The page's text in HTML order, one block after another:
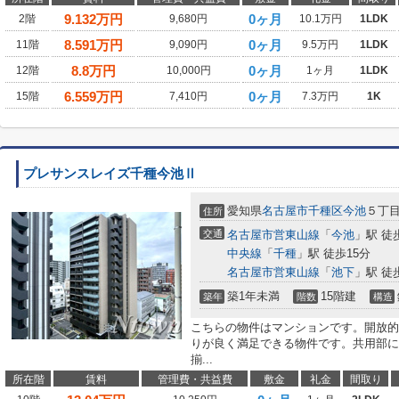
2階
9.132万円 9,680円 0ヶ月 10.1万円 1LDK
11階 8.591万円 9,090円 0ヶ月 9.5万円 1LDK
12階 8.8万円 10,000円 0ヶ月 1ヶ月 1LDK
15階 6.559万円 7,410円 0ヶ月 7.3万円 1K
プレサンスレイズ千種今池Ⅱ
住所 愛知県名古屋市千種区今池 ５丁
交通 名古屋市営東山線 「 今池 」駅 徒
中央線 「 千種 」駅 徒歩15分
名古屋市営東山線 「 池下 」駅 徒
築年 築1年未満 階数 15階建 構造
こちらの物件はマンションです。開放
りが良く満足できる物件です。共用部
揃...
所在階 賃料 管理費・共益費 敷金 礼金
間取り